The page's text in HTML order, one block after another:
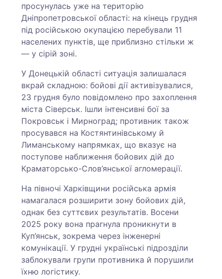
просунулась уже на територію
Дніпропетровської області: на кінець грудня
під російською окупацією перебували 11
населених пунктів, ще приблизно стільки ж
— у сірій зоні.
У Донецькій області ситуація залишалася
вкрай складною: бойові дії активізувалися,
23 грудня було повідомлено про захоплення
міста Сіверськ. Ішли інтенсивні бої за
Покровськ і Мирноград; противник також
просувався на Костянтинівському й
Лиманському напрямках, що вказує на
поступове наближення бойових дій до
Краматорсько-Слов’янської агломерації.
На півночі Харківщини російська армія
намагалася розширити зону бойових дій,
однак без суттєвих результатів. Восени
2025 року вона прагнула проникнути в
Куп’янськ, зокрема через інженерні
комунікації. У грудні українські підрозділи
заблокували групи противника й порушили
їхню логістику.